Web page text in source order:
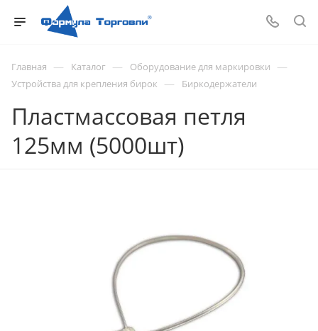
Главная — Каталог — Оборудование для маркировки —
Устройства для крепления бирок — Биркодержатели
Пластмассовая петля
125мм (5000шт)